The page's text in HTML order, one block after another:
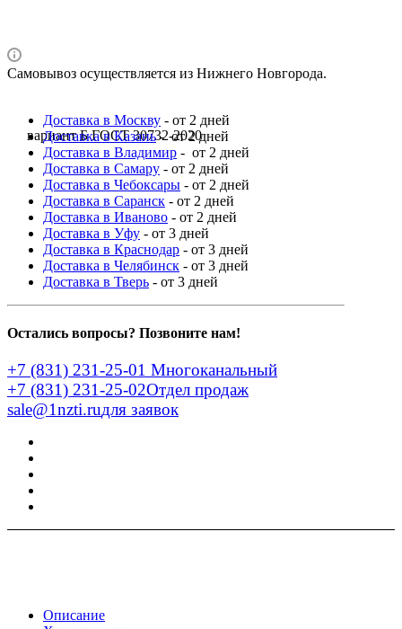
вариант Б ГОСТ 30732-2020
Самовывоз осуществляется из Нижнего Новгорода.
Доставка в Москву - от 2 дней
Доставка в Казань- от 2 дней
Доставка в Владимир - от 2 дней
Доставка в Самару - от 2 дней
Доставка в Чебоксары - от 2 дней
Доставка в Саранск - от 2 дней
Доставка в Иваново - от 2 дней
Доставка в Уфу - от 3 дней
Доставка в Краснодар - от 3 дней
Доставка в Челябинск - от 3 дней
Доставка в Тверь - от 3 дней
Остались вопросы? Позвоните нам!
+7 (831) 231-25-01 Многоканальный
+7 (831) 231-25-02Отдел продаж
sale@1nzti.ruдля заявок
Описание